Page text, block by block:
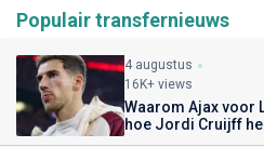
Populair transfernieuws
4 augustus
16K+ views
Waarom Ajax voor
hoe Jordi Cruijff